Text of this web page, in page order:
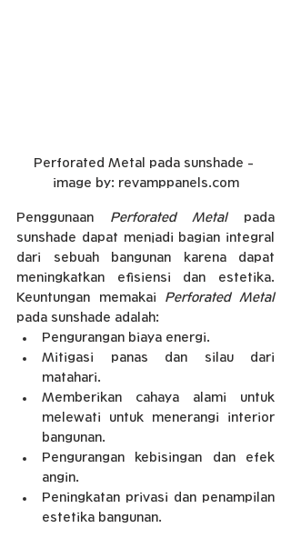
Perforated Metal pada sunshade -
image by: revamppanels.com
Penggunaan Perforated Metal pada
sunshade dapat menjadi bagian integral
dari sebuah bangunan karena dapat
meningkatkan efisiensi dan estetika.
Keuntungan memakai
Perforated Metal
pada sunshade adalah:
Pengurangan biaya energi.
Mitigasi panas dan silau dari
matahari.
Memberikan cahaya alami untuk
melewati untuk menerangi interior
bangunan.
Pengurangan kebisingan dan efek
angin.
Peningkatan privasi dan penampilan
estetika bangunan.